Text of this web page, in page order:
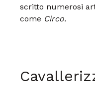
scritto numerosi
come Circo.